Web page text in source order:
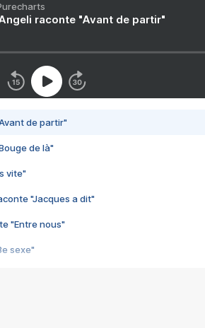
raconte "Avant de partir"
de partir"
de là"
vite"
"Jacques a dit"
"Entre nous"
sexe"